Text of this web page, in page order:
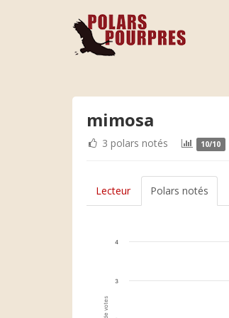
mimosa
3 polars notés 10/10
Lecteur Polars notés
3
4